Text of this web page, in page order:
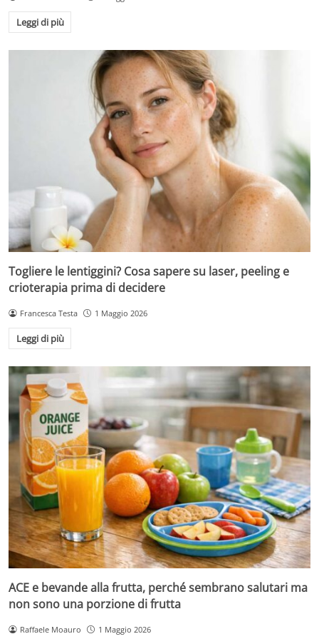
Leggi di più
Togliere le lentiggini? Cosa sapere su laser, peeling e
crioterapia prima di decidere
Francesca Testa 1 Maggio 2026
Leggi di più
ACE e bevande alla frutta, perché sembrano salutari ma
non sono una porzione di frutta
Raffaele Moauro 1 Maggio 2026